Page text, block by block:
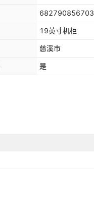
682790856703
19英寸机柜
慈溪市
是